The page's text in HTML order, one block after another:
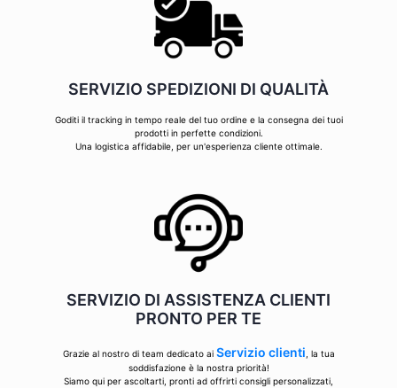
SERVIZIO SPEDIZIONI DI QUALITÀ
Goditi il tracking in tempo reale del tuo ordine e la consegna dei tuoi
prodotti in perfette condizioni.
Una logistica affidabile, per un'esperienza cliente ottimale.
SERVIZIO DI ASSISTENZA CLIENTI
PRONTO PER TE
Grazie al nostro di team dedicato ai Servizio clienti , la tua
soddisfazione è la nostra priorità!
Siamo qui per ascoltarti, pronti ad offrirti consigli personalizzati,